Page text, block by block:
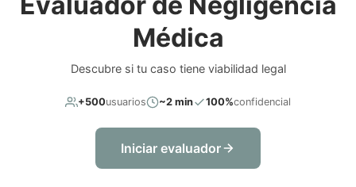
Médica
Descubre si tu caso tiene viabilidad legal
+500usuarios ~2 min 100%confidencial
Iniciar evaluador